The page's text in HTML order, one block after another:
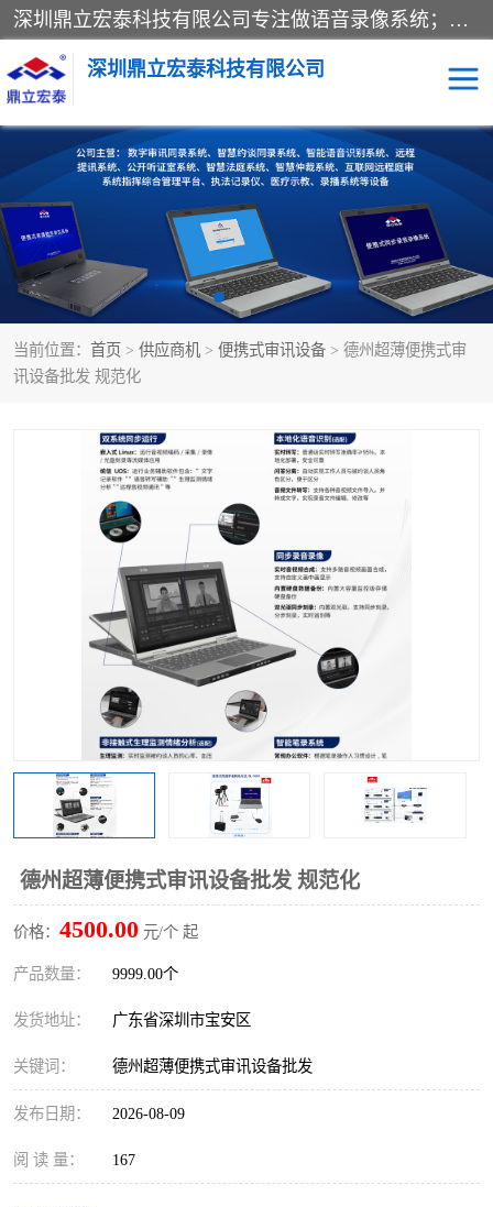
深圳鼎立宏泰科技有限公司专注做语音录像系统；主要服务有：约谈室同步录音录像系统、设计数字询问同步录音录像、数字约谈室同步录音录像、公开听证室、智慧庭审、智能语音识别转写、远程提讯（提审）、记录仪、远程指挥综合管理平台、录播系统等
深圳鼎立宏泰科技有限公司
当前位置： 首页 > 供应商机 > 便携式审讯设备 > 德州超薄便携式审
讯设备批发 规范化
德州超薄便携式审讯设备批发 规范化
价格： 4500.00 元/个 起
产品数量： 9999.00个
发货地址： 广东省深圳市宝安区
关键词： 德州超薄便携式审讯设备批发
发布日期： 2026-08-09
阅 读 量： 167
同步录音录像设备 便携式审讯设备
数字法庭 听证室
远程提讯 语音识别